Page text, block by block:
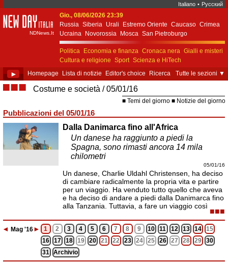
Italiano • Русский
New Day Italia
NDNews.It
Gio., 08/06/2026 23:39
Russia Siberia Urali Estremo Oriente Caucaso Crimea
Ucraina
Novorossia Mosca San Pietroburgo
Ekaterinburgo Kiev Simferopol
Sebastopoli
Politica
Economia e finanza Cronaca nera Gialli e misteri
Cultura e religione Sport Scienza e HiTech
Costume e società
Unione Europea
► Homepage Lista di notizie Editor's choice Ricerca Tutte le sezioni ▼
■■■ Costume e società 05/01/16
Temi del giorno Notizie del giorno
Pubblicazioni del 05/01/16
Dalla Danimarca fino all'Africa
Un danese ha raggiunto a piedi la
Spagna, sono rimasti ancora 14 mila
chilometri
05/01/16
Un danese, Charlie Uldahl Christensen, ha deciso
di cambiare radicalmente la propria vita e partire
per un viaggio. Ha venduto tutto quello che aveva
e ha deciso di andare a piedi dalla Danimarca fino
alla Tanzania. Tuttavia, a fare un viaggio così
■■■
◄ Mag '16► 1 2 3 4 5 6 7 8 9 10 11 12 13 14
15
16
17 18 19 20 21 22 23 24 25 26 27 28 29
30
31
Archivio